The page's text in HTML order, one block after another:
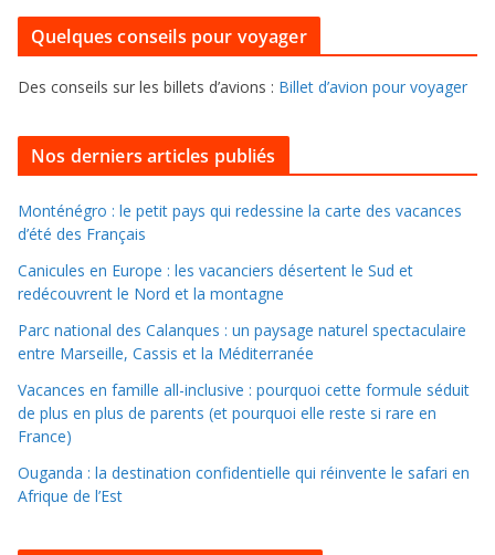
e
s
u
o
l
l
e
r
d
n
e
a
Quelques conseils pour voyager
Des conseils sur les billets d’avions : Billet d’avion pour voyager
Nos derniers articles publiés
Monténégro : le petit pays qui redessine la carte des vacances
d’été des Français
Canicules en Europe : les vacanciers désertent le Sud et
redécouvrent le Nord et la montagne
Parc national des Calanques : un paysage naturel spectaculaire
entre Marseille, Cassis et la Méditerranée
Vacances en famille all-inclusive : pourquoi cette formule séduit
de plus en plus de parents (et pourquoi elle reste si rare en
France)
Ouganda : la destination confidentielle qui réinvente le safari en
Afrique de l’Est